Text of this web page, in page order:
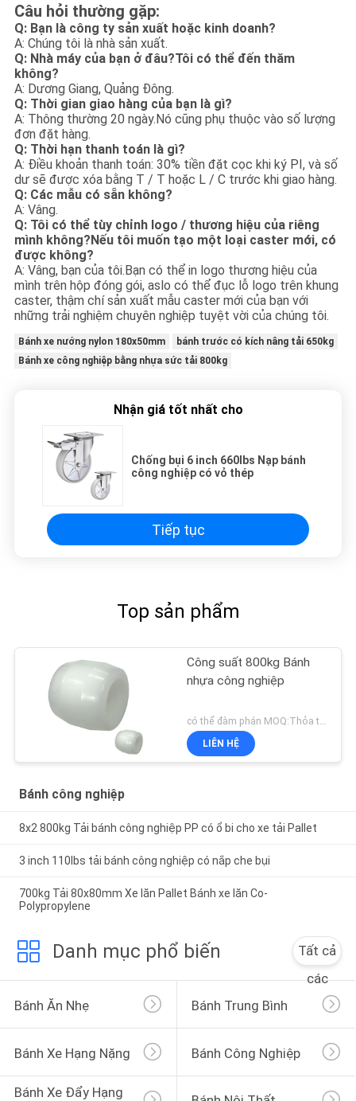
Câu hỏi thường gặp:
Q: Bạn là công ty sản xuất hoặc kinh doanh?
A: Chúng tôi là nhà sản xuất.
Q: Nhà máy của bạn ở đâu?Tôi có thể đến thăm
không?
A: Dương Giang, Quảng Đông.
Q: Thời gian giao hàng của bạn là gì?
A: Thông thường 20 ngày.Nó cũng phụ thuộc vào số lượng
đơn đặt hàng.
Q: Thời hạn thanh toán là gì?
A: Điều khoản thanh toán: 30% tiền đặt cọc khi ký PI, và số
dư sẽ được xóa bằng T / T hoặc L / C trước khi giao hàng.
Q: Các mẫu có sẵn không?
A: Vâng.
Q: Tôi có thể tùy chỉnh logo / thương hiệu của riêng
mình không?Nếu tôi muốn tạo một loại caster mới, có
được không?
A: Vâng, bạn của tôi.Bạn có thể in logo thương hiệu của
mình trên hộp đóng gói, aslo có thể đục lỗ logo trên khung
caster, thậm chí sản xuất mẫu caster mới của bạn với
những trải nghiệm chuyên nghiệp tuyệt vời của chúng tôi.
Bánh xe nướng nylon 180x50mm
bánh trước có kích nâng tải 650kg
Bánh xe công nghiệp bằng nhựa sức tải 800kg
Nhận giá tốt nhất cho
Chống bụi 6 inch 660lbs Nạp bánh
công nghiệp có vỏ thép
Tiếp tục
Top sản phẩm
Công suất 800kg Bánh
nhựa công nghiệp
có thể đàm phán MOQ:Thỏa thuận
LIÊN HỆ
Bánh công nghiệp
8x2 800kg Tải bánh công nghiệp PP có ổ bi cho xe tải Pallet
3 inch 110lbs tải bánh công nghiệp có nắp che bụi
700kg Tải 80x80mm Xe lăn Pallet Bánh xe lăn Co-
Polypropylene
Danh mục phổ biến
Tất cả
các
Bánh Ăn Nhẹ
Bánh Trung Bình
Bánh Xe Hạng Nặng Bánh Công Nghiệp
Bánh Xe Đẩy Hạng